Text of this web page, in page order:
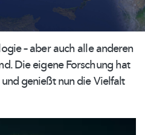
– aber auch alle anderen
Die eigene Forschung hat
genießt nun die Vielfalt